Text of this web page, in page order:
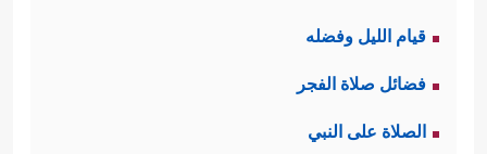
قيام الليل وفضله
فضائل صلاة الفجر
الصلاة على النبي